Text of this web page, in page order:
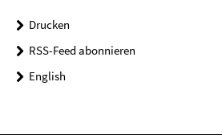
Drucken
RSS-Feed abonnieren
English